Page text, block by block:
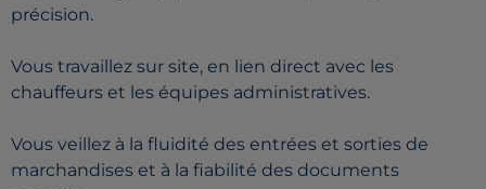
précision.
Vous travaillez sur site, en lien direct avec les
chauffeurs et les équipes administratives.
Vous veillez à la fluidité des entrées et sorties de
marchandises et à la fiabilité des documents